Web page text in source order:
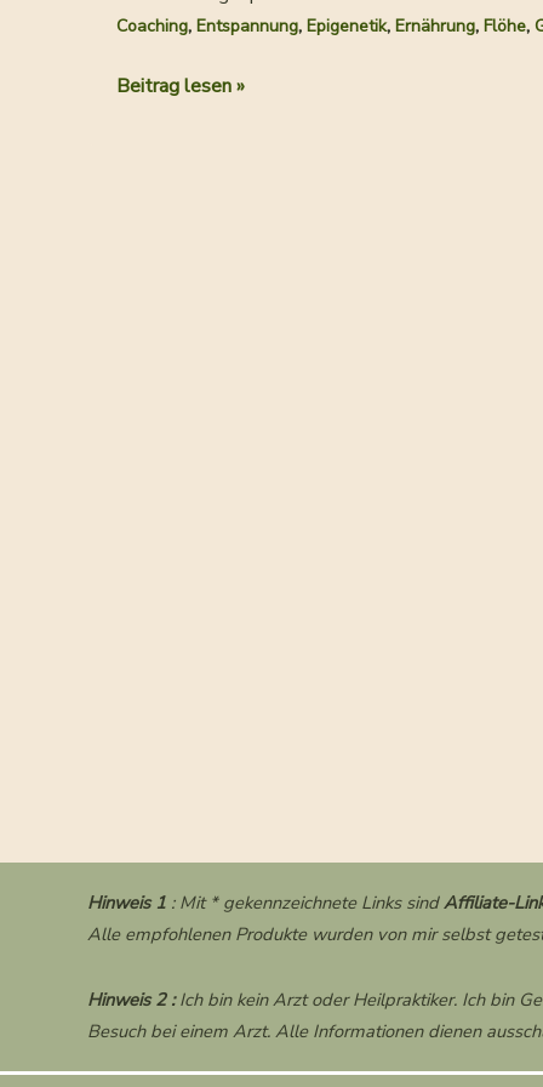
Coaching, Entspannung, Epigenetik, Ernährung, Flöhe,
Mit
Beitrag lesen »
Hinweis 1 : Mit * gekennzeichnete Links sindAffiliate-
Alle empfohlenen Produkte wurden von mir selbst
Hinweis 2 :Ich bin kein Arzt oder Heilpraktiker. Ich bin
Besuch bei einem Arzt. Alle Informationen dienen